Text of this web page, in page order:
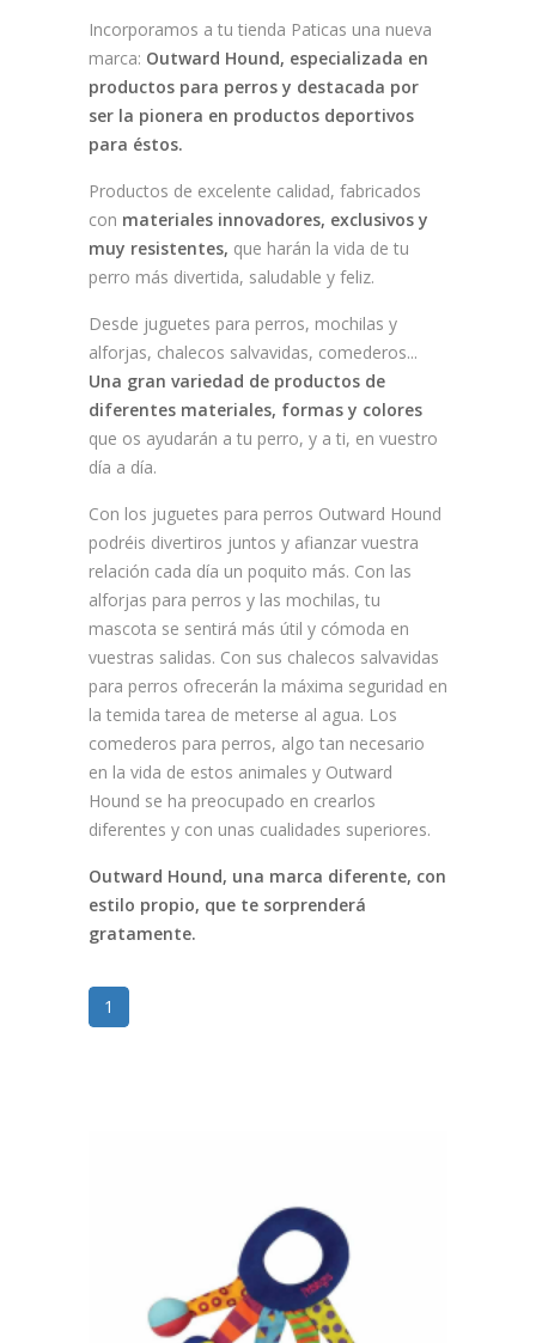
Incorporamos a tu tienda Paticas una nueva
marca: Outward Hound, especializada en
productos para perros y destacada por
ser la pionera en productos deportivos
para éstos.
Productos de excelente calidad, fabricados
con materiales innovadores, exclusivos y
muy resistentes, que harán la vida de tu
perro más divertida, saludable y feliz.
Desde juguetes para perros, mochilas y
alforjas, chalecos salvavidas, comederos...
Una gran variedad de productos de
diferentes materiales, formas y colores
que os ayudarán a tu perro, y a ti, en vuestro
día a día.
Con los juguetes para perros Outward Hound
podréis divertiros juntos y afianzar vuestra
relación cada día un poquito más. Con las
alforjas para perros y las mochilas, tu
mascota se sentirá más útil y cómoda en
vuestras salidas. Con sus chalecos salvavidas
para perros ofrecerán la máxima seguridad en
la temida tarea de meterse al agua. Los
comederos para perros, algo tan necesario
en la vida de estos animales y Outward
Hound se ha preocupado en crearlos
diferentes y con unas cualidades superiores.
Outward Hound, una marca diferente, con
estilo propio, que te sorprenderá
gratamente.
1